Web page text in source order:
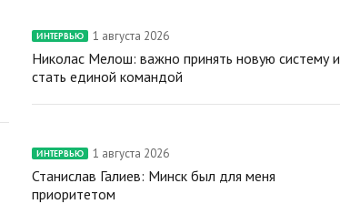
ИНТЕРВЬЮ 1 августа 2026
Николас Мелош: важно принять новую систему и
стать единой командой
ИНТЕРВЬЮ 1 августа 2026
Станислав Галиев: Минск был для меня
приоритетом